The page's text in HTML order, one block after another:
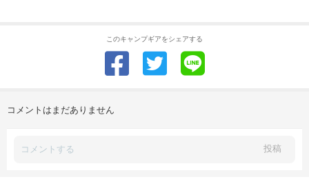
このキャンプギアをシェアする
コメントはまだありません
投稿